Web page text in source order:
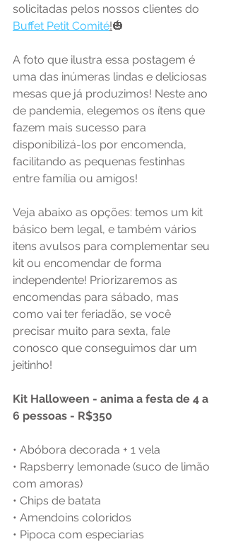
solicitadas pelos nossos clientes do
Buffet Petit Comité!🎃
A foto que ilustra essa postagem é
uma das inúmeras lindas e deliciosas
mesas que já produzimos! Neste ano
de pandemia, elegemos os ítens que
fazem mais sucesso para
disponibilizá-los por encomenda,
facilitando as pequenas festinhas
entre família ou amigos!
Veja abaixo as opções: temos um kit
básico bem legal, e também vários
itens avulsos para complementar seu
kit ou encomendar de forma
independente! Priorizaremos as
encomendas para sábado, mas
como vai ter feriadão, se você
precisar muito para sexta, fale
conosco que conseguimos dar um
jeitinho!
Kit Halloween - anima a festa de 4 a
6 pessoas - R$350
• Abóbora decorada + 1 vela
• Rapsberry lemonade (suco de limão
com amoras)
• Chips de batata
• Amendoins coloridos
• Pipoca com especiarias